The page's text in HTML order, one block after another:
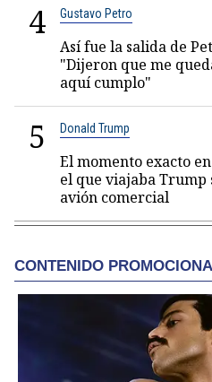
4 Gustavo Petro
Así fue la salida de
"Dijeron que me
aquí cumplo"
5 Donald Trump
El momento exacto
el que viajaba Trump
avión comercial